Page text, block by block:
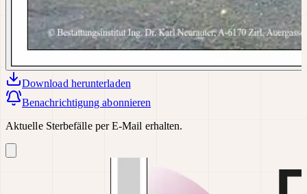
Download herunterladen
Benachrichtigung abonnieren
Aktuelle Sterbefälle per E-Mail erhalten.